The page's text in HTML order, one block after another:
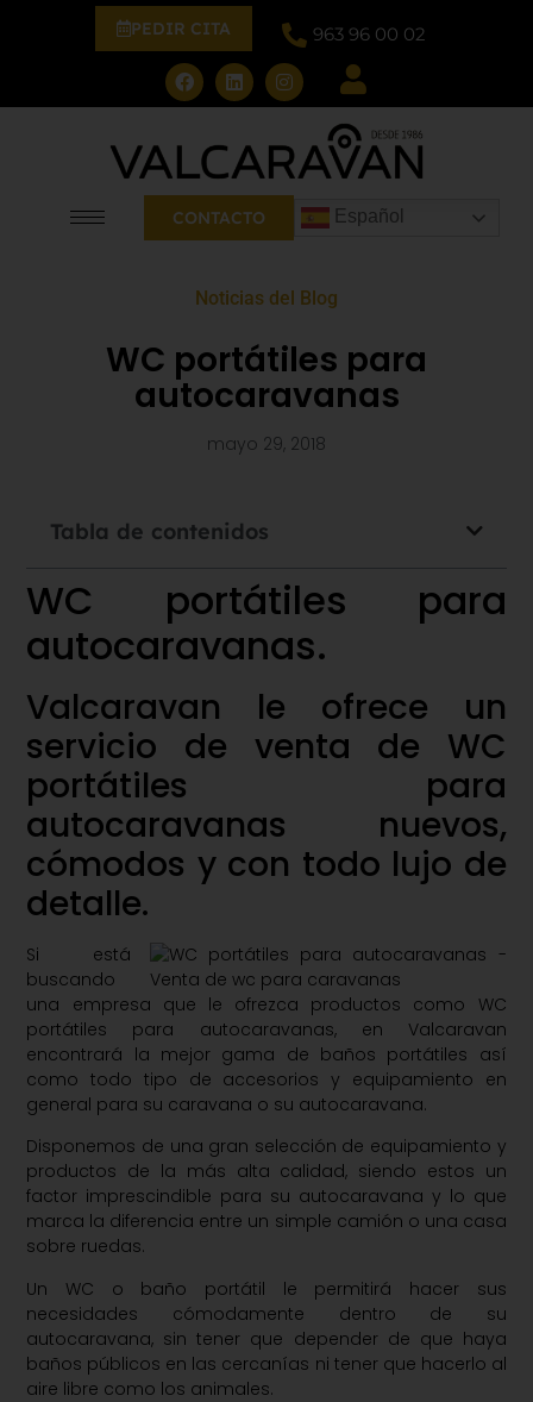
PEDIR CITA 963 96 00 02
CONTACTO Español
Noticias del Blog
WC portátiles para
autocaravanas
mayo 29, 2018
Tabla de contenidos
WC portátiles para
autocaravanas.
Valcaravan le ofrece un
servicio de venta de WC
portátiles para
autocaravanas nuevos,
cómodos y con todo lujo de
detalle.
Si está
buscando
una empresa que le ofrezca productos como WC
portátiles para autocaravanas, en Valcaravan
encontrará la mejor gama de baños portátiles así
como todo tipo de accesorios y equipamiento en
general para su caravana o su autocaravana.
Disponemos de una gran selección de equipamiento y
productos de la más alta calidad, siendo estos un
factor imprescindible para su autocaravana y lo que
marca la diferencia entre un simple camión o una casa
sobre ruedas.
Un WC o baño portátil le permitirá hacer sus
necesidades cómodamente dentro de su
autocaravana, sin tener que depender de que haya
baños públicos en las cercanías ni tener que hacerlo al
aire libre como los animales.